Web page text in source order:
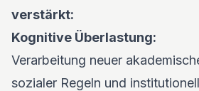
verstärkt:
Kognitive Überlastung:
Verarbeitung neuer
sozialer Regeln und